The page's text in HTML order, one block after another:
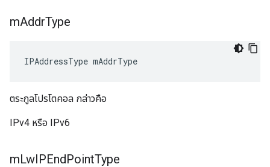
mAddrType
IPAddressType mAddrType
ตระกูลโปรโตคอล กล่าวคือ
IPv4 หรือ IPv6
mLwIPEndPointType